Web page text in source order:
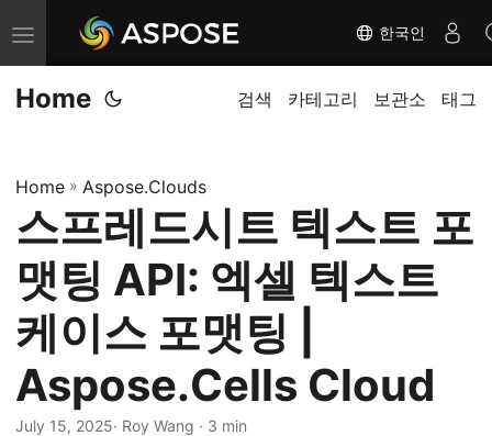
내
비
게
전
환
한국인
Home 검색 카테고리 보관소 태그
Home » Aspose.Clouds
스프레드시트 텍스트 포
맷팅 API: 엑셀 텍스트
케이스 포맷팅 |
Aspose.Cells Cloud
July 15, 2025· Roy Wang · 3 min